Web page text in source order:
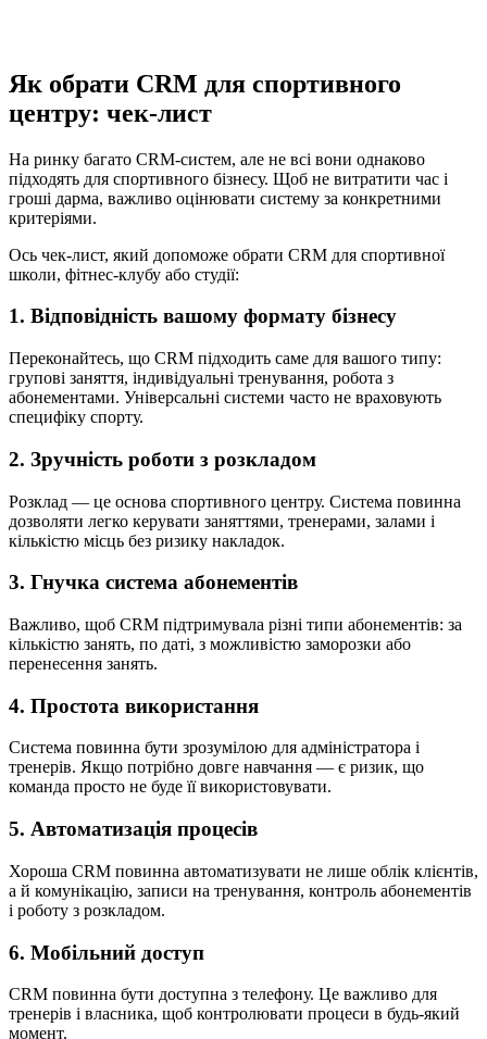
Як обрати CRM для спортивного
центру: чек-лист
На ринку багато CRM-систем, але не всі вони однаково
підходять для спортивного бізнесу. Щоб не витратити час і
гроші дарма, важливо оцінювати систему за конкретними
критеріями.
Ось чек-лист, який допоможе обрати CRM для спортивної
школи, фітнес-клубу або студії:
1. Відповідність вашому формату бізнесу
Переконайтесь, що CRM підходить саме для вашого типу:
групові заняття, індивідуальні тренування, робота з
абонементами. Універсальні системи часто не враховують
специфіку спорту.
2. Зручність роботи з розкладом
Розклад — це основа спортивного центру. Система повинна
дозволяти легко керувати заняттями, тренерами, залами і
кількістю місць без ризику накладок.
3. Гнучка система абонементів
Важливо, щоб CRM підтримувала різні типи абонементів: за
кількістю занять, по даті, з можливістю заморозки або
перенесення занять.
4. Простота використання
Система повинна бути зрозумілою для адміністратора і
тренерів. Якщо потрібно довге навчання — є ризик, що
команда просто не буде її використовувати.
5. Автоматизація процесів
Хороша CRM повинна автоматизувати не лише облік клієнтів,
а й комунікацію, записи на тренування, контроль абонементів
і роботу з розкладом.
6. Мобільний доступ
CRM повинна бути доступна з телефону. Це важливо для
тренерів і власника, щоб контролювати процеси в будь-який
момент.